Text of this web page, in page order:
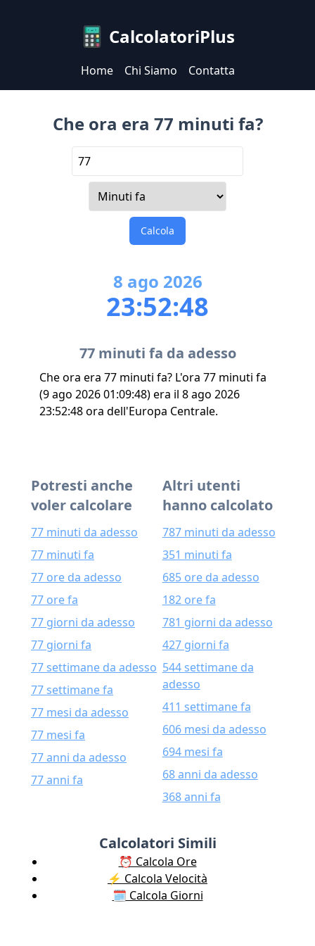
CalcolatoriPlus
Home Chi Siamo Contatta
Che ora era 77 minuti fa?
Calcola
8 ago 2026
23:52:48
77 minuti fa da adesso
Che ora era 77 minuti fa? L'ora 77 minuti fa
(9 ago 2026 01:09:48) era il 8 ago 2026
23:52:48 ora dell'Europa Centrale.
Potresti anche
voler calcolare
77 minuti da adesso
77 minuti fa
77 ore da adesso
77 ore fa
77 giorni da adesso
77 giorni fa
77 settimane da adesso
77 settimane fa
77 mesi da adesso
77 mesi fa
77 anni da adesso
77 anni fa
Altri utenti
hanno calcolato
787 minuti da adesso
351 minuti fa
685 ore da adesso
182 ore fa
781 giorni da adesso
427 giorni fa
544 settimane da
adesso
411 settimane fa
606 mesi da adesso
694 mesi fa
68 anni da adesso
368 anni fa
Calcolatori Simili
⏰ Calcola Ore
⚡️ Calcola Velocità
🗓️ Calcola Giorni